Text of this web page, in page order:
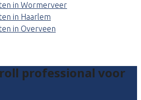
in Wormerveer
in Haarlem
in Overveen
professional voor